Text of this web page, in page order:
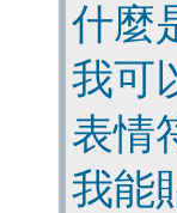
什麼
我可
表情
我能